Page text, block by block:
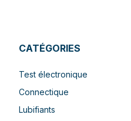
CATÉGORIES
Test électronique
Connectique
Lubifiants